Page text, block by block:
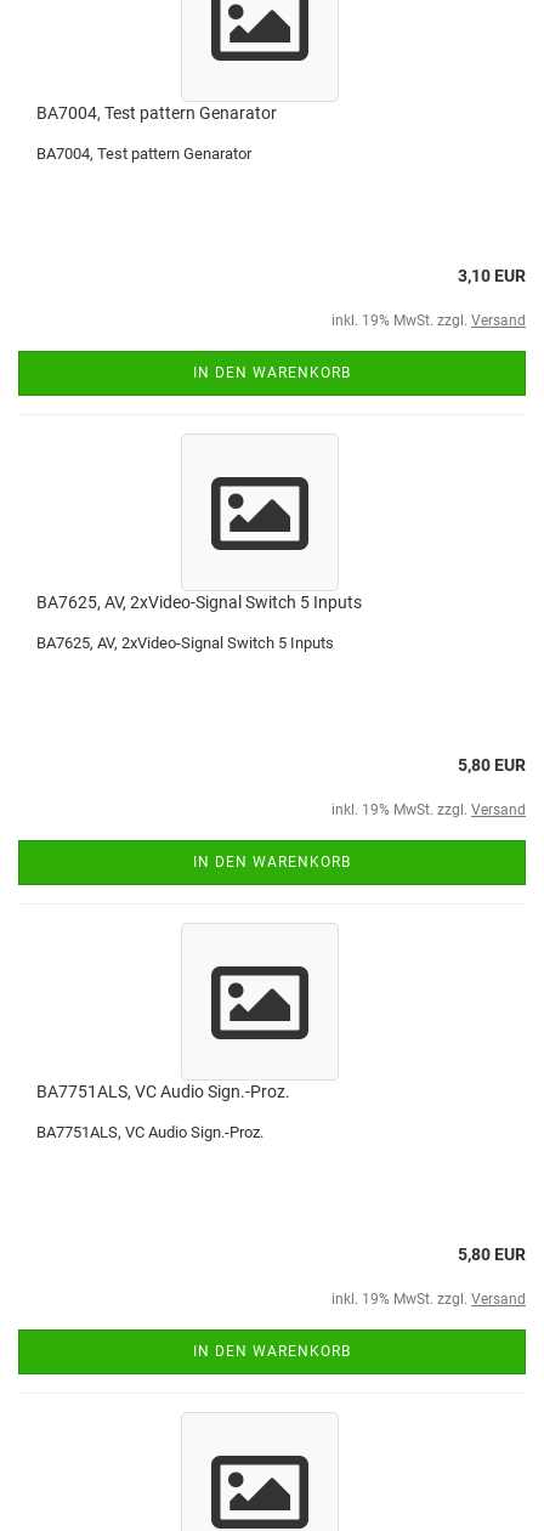
BA7004, Test pattern Genarator
BA7004, Test pattern Genarator
3,10 EUR
inkl. 19% MwSt. zzgl. Versand
IN DEN WARENKORB
BA7625, AV, 2xVideo-Signal Switch 5 Inputs
BA7625, AV, 2xVideo-Signal Switch 5 Inputs
5,80 EUR
inkl. 19% MwSt. zzgl. Versand
IN DEN WARENKORB
BA7751ALS, VC Audio Sign.-Proz.
BA7751ALS, VC Audio Sign.-Proz.
5,80 EUR
inkl. 19% MwSt. zzgl. Versand
IN DEN WARENKORB